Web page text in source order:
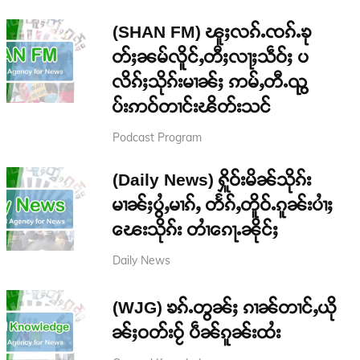
(SHAN FM) ၽူႈလၵ်ႉၸၵ်ႉၶု
တ်ႈၼမ်လိူင်ႇတီႈလႃႈသဵဝ်ႈ ပ
လိၵ်ႈသိုၵ်းမၢၼ်ႈ ဢမ်ႇတီႉၺွ
ပ်းဢဝ်တၢင်းၽိတ်းသင်
Podcast Program
(Daily News) ႁိူဝ်းမိၼ်သိုၵ်း
မၢၼ်ႈပွႆႇမၢၵ်ႇ တႅၵ်ႇတိူဝ်ႉၵူၼ်းပၢႆႈ
ၽေးသိုၵ်း တၢႆၵေႃႉၼိုင်ႈ
Daily News
(WJG) ၶၵ်ႉတွၼ်ႈ ၵၢၼ်တၢင်ႇယို
ၼ်ႈဝတ်းဝႂ် ပဵၼ်ၵူၼ်းထႆး